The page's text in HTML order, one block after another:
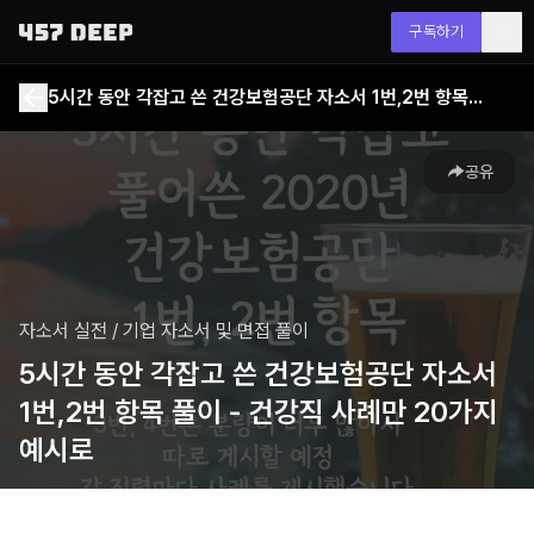
구독하기
5시간 동안 각잡고 쓴 건강보험공단 자소서 1번,2번 항목 풀이 - 건강직 사례만 20가지 예시로
공유
자소서 실전 / 기업 자소서 및 면접 풀이
5시간 동안 각잡고 쓴 건강보험공단 자소서
1번,2번 항목 풀이 - 건강직 사례만 20가지
예시로